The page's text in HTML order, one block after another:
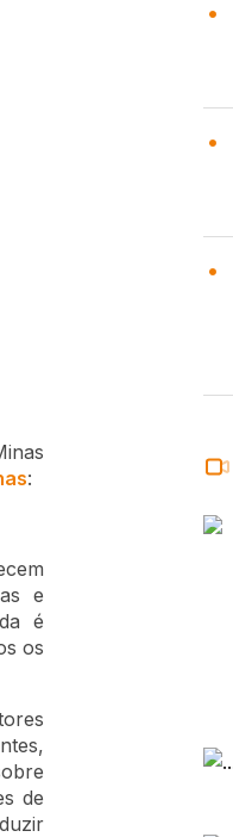
:
e
é
os
de